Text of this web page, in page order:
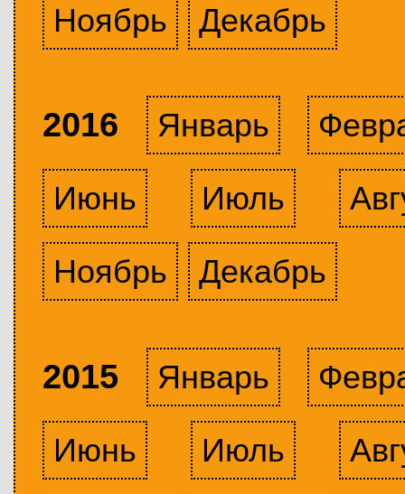
Ноябрь
Декабрь
2016 Январь
Июнь
Июль
Ноябрь
Декабрь
2015 Январь
Июнь
Июль